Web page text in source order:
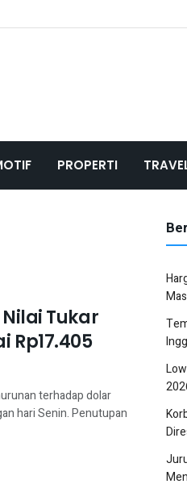
PROPERTI
Tukar
Rp17.405
terhadap dolar
hari Senin. Penutupan